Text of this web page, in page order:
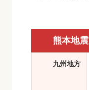
熊本地
九州地方